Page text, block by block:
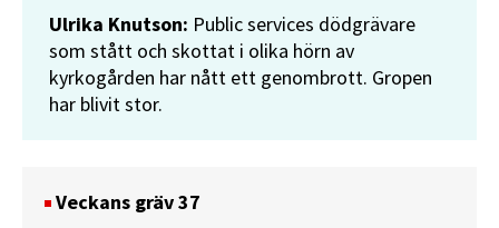
Ulrika Knutson: Public services dödgrävare
som stått och skottat i olika hörn av
kyrkogården har nått ett genombrott. Gropen
har blivit stor.
Veckans gräv 37